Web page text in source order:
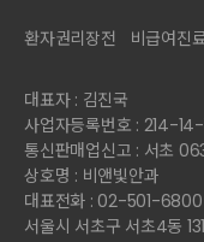
환자권리장전 비급여진
대표자 : 김진국
사업자등록번호 : 214-
통신판매업신고 : 서초
상호명 : 비앤빛안과
대표전화 : 02-501-6800
서울시 서초구 서초4동